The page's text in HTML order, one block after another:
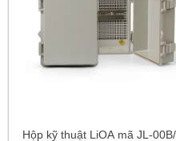
Hộp kỹ thuật LiOA mã JL-